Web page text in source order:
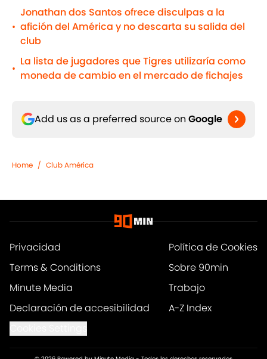
•
Jonathan dos Santos ofrece disculpas a la
afición del América y no descarta su salida del
club
•
La lista de jugadores que Tigres utilizaría como
moneda de cambio en el mercado de fichajes
Add us as a preferred source on Google
Home / Club América
Privacidad
Política de Cookies
Terms & Conditions
Sobre 90min
Minute Media
Trabajo
Declaración de accesibilidad
A-Z Index